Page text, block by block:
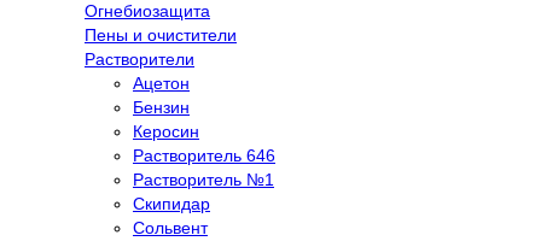
Огнебиозащита
Пены и очистители
Растворители
Ацетон
Бензин
Керосин
Растворитель 646
Растворитель №1
Скипидар
Сольвент